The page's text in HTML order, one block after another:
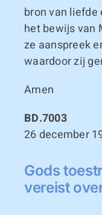
bron van
het bewijs van
ze aanspreek
waardoor zij
Amen
BD.7003
26 december
Gods
vereist